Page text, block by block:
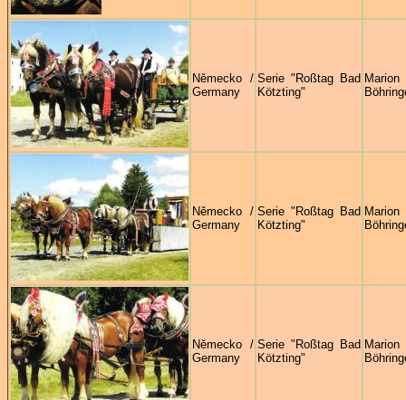
Německo /
Germany
Serie "Roßtag Bad
Kötzting"
Marion
Německo /
Germany
Serie "Roßtag Bad
Kötzting"
Marion
Německo /
Germany
Serie "Roßtag Bad
Kötzting"
Marion